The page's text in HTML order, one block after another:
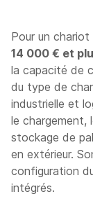
Pour un
14 000 € et
la capacité de
du type de
industrielle et
le chargement,
stockage de
en extérieur.
configuration
intégrés.